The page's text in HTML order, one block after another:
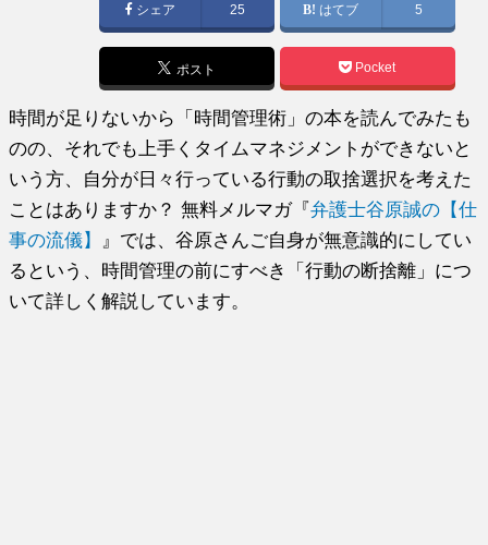
シェア 25 はてブ 5
ポスト Pocket
時間が足りないから「時間管理術」の本を読んでみたも
のの、それでも上手くタイムマネジメントができないと
いう方、自分が日々行っている行動の取捨選択を考えた
ことはありますか？ 無料メルマガ『弁護士谷原誠の【仕
事の流儀】
』では、谷原さんご自身が無意識的にしてい
るという、時間管理の前にすべき「行動の断捨離」につ
いて詳しく解説しています。